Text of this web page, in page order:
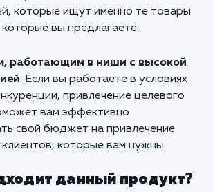
для потенциальных
сейчас!
данный продукт?
которые хотят привлечь
аудиторию: Если ваш
в определенном типе клиентов
услуга "Целевой трафик"